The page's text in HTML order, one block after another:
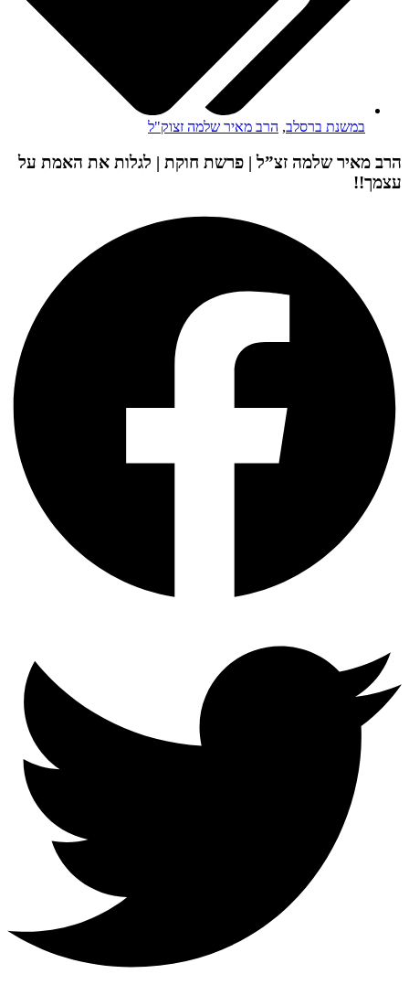
במשנת ברסלב, הרב מאיר שלמה זצוק"ל
הרב מאיר שלמה זצ”ל | פרשת חוקת | לגלות את האמת על
עצמך!!